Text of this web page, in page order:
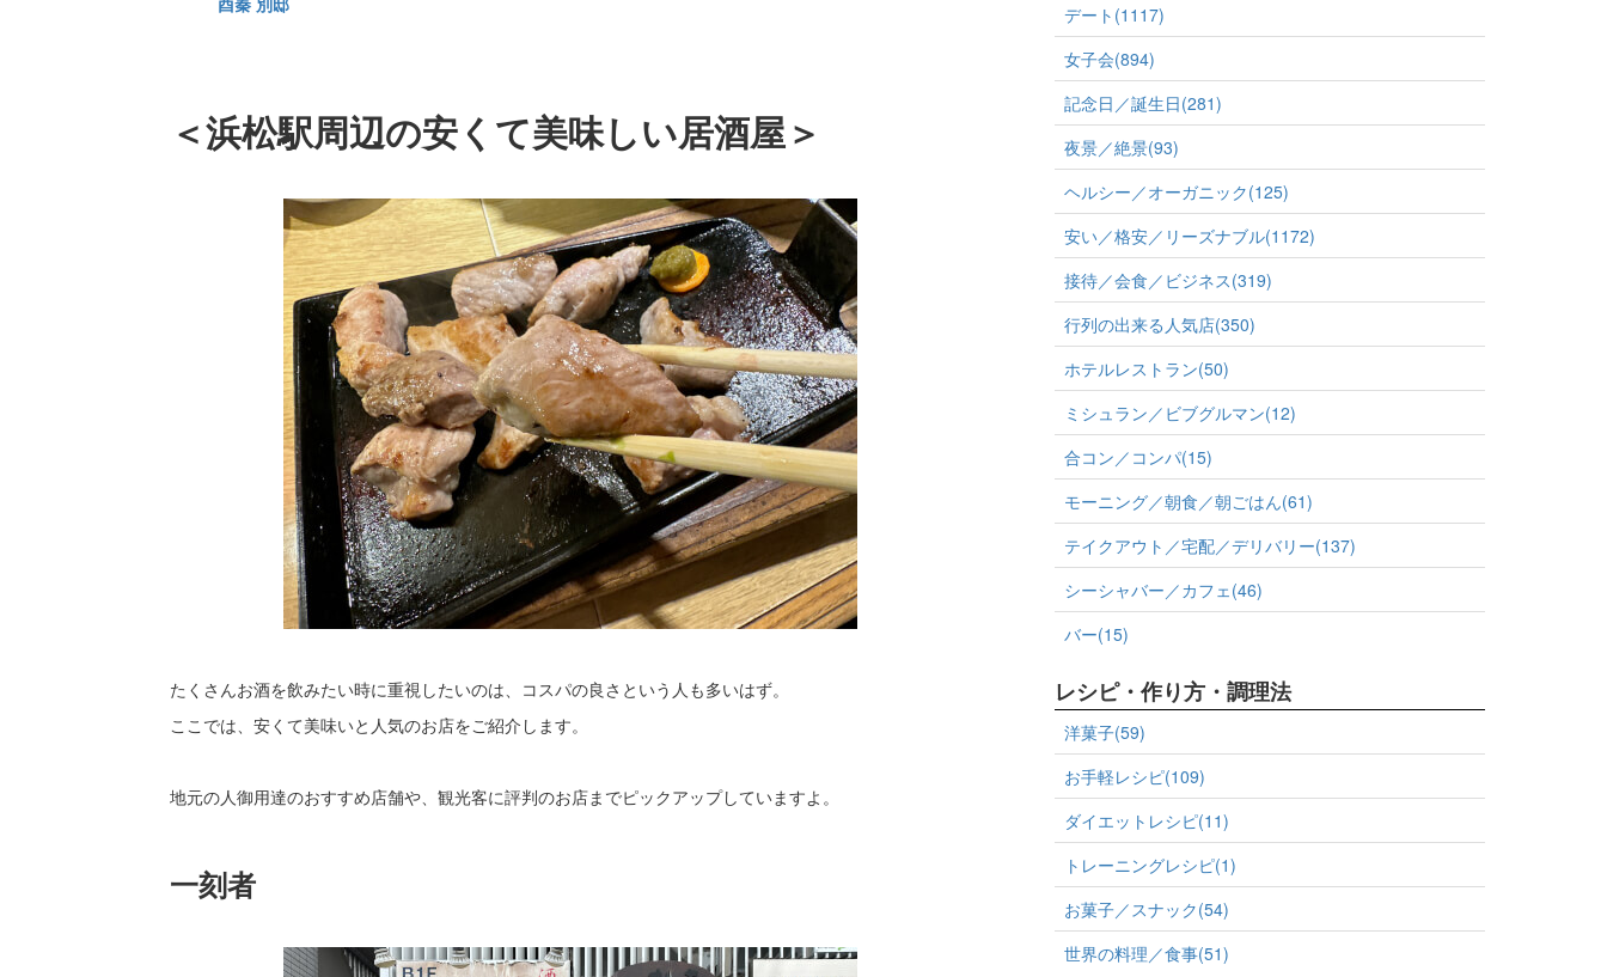
＜浜松駅周辺の安くて美味しい居酒屋＞
たくさんお酒を飲みたい時に重視したいのは、コスパの良さという人も多いはず。
ここでは、安くて美味いと人気のお店をご紹介します。
地元の人御用達のおすすめ店舗や、観光客に評判のお店までピックアップしていますよ。
一刻者
デート(1117)
女子会(894)
記念日／誕生日(281)
夜景／絶景(93)
ヘルシー／オーガニック(125)
安い／格安／リーズナブル(1172)
接待／会食／ビジネス(319)
行列の出来る人気店(350)
ホテルレストラン(50)
ミシュラン／ビブグルマン(12)
合コン／コンパ(15)
モーニング／朝食／朝ごはん(61)
テイクアウト／宅配／デリバリー(137)
シーシャバー／カフェ(46)
バー(15)
レシピ・作り方・調理法
洋菓子(59)
お手軽レシピ(109)
ダイエットレシピ(11)
トレーニングレシピ(1)
お菓子／スナック(54)
世界の料理／食事(51)